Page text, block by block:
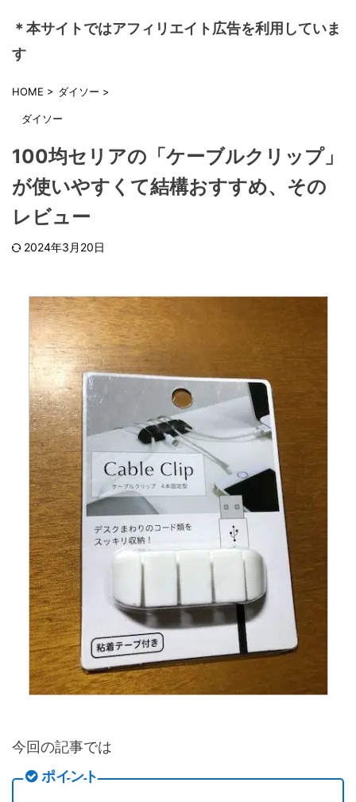
＊本サイトではアフィリエイト広告を利用していま
す
HOME > ダイソー >
ダイソー
100均セリアの「ケーブルクリップ」
が使いやすくて結構おすすめ、その
レビュー
2024年3月20日
今回の記事では
ポイント